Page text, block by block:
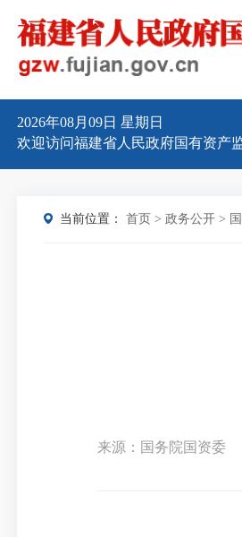
2026年08月09日星期日
欢迎访问福建省人民政府国有资产
当前位置： 首页 >政务公开 >
来源：国务院国资委